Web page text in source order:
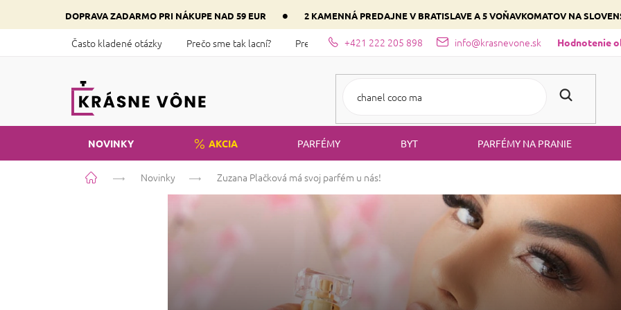
obsah
DOPRAVA ZADARMO PRI NÁKUPE NAD 59 EUR • 2 KAMENNÁ PREDAJNE V BRATISLAVE A 5 VOŇAVKOMATOV NA
+421 222 205 898 info@krasnevone.sk Hodnotenie
Často kladené otázky Prečo sme tak lacní? Predajne Zloženie parfémov a druhy vôní Vyberte si podľa
NOVINKY AKCIA PARFÉMY BYT PARFÉMY NA PRANIE
Domov Novinky Zuzana Plačková má svoj parfém u nás!